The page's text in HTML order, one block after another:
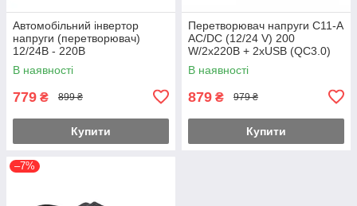
Автомобільний інвертор
напруги (перетворювач)
12/24В - 220В
В наявності
779 ₴ 899 ₴
Купити
Перетворювач напруги C11-A
AC/DC (12/24 V) 200
W/2x220В + 2xUSB (QC3.0)
2xType-C (30 W) LCD від
прикурювача
В наявності
879 ₴ 979 ₴
Купити
–7%